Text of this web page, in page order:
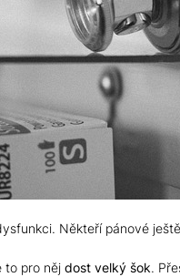
Někteří pánové
to pro něj dost velký šok.